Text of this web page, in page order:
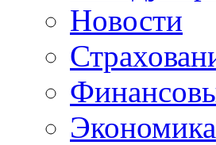
Новости
Экономика